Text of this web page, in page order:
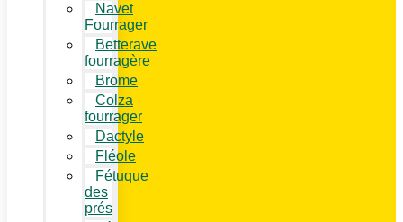
Navet
Fourrager
Betterave
fourragère
Brome
Colza
fourrager
Dactyle
Fléole
Fétuque
des
prés